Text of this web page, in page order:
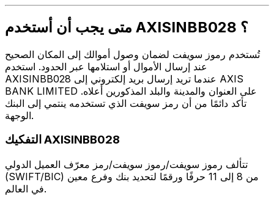
متى يجب أن أستخدم AXISINBB028 ؟
تُستخدم رموز سويفت لضمان وصول أموالك إلى المكان الصحيح
عند إرسال الأموال أو استلامها عبر الحدود. استخدم
AXISINBB028 عندما تريد إرسال بريد إلكتروني إلى AXIS
BANK LIMITED على العنوان والمدينة والبلد المذكورين أعلاه.
تأكد دائمًا من أن رمز سويفت الذي تستخدمه ينتمي إلى البنك
الوجهة.
التفكيك AXISINBB028
تتألف رموز سويفت/رموز سويفت/رمز معرّف العميل الدولي
(SWIFT/BIC) من 8 إلى 11 حرفًا ورقمًا لتحديد بنك وفرع معين
في العالم.